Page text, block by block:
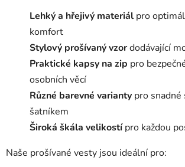
p
v
k
y
ý
s
u
Lehký a hřejivý materiál pro
komfort
Stylový prošívaný vzordodávající
Praktické kapsy na zip pro
osobních věcí
Různé barevné varianty pro snadné
šatníkem
Široká škála velikostípro každou
Naše prošívané vesty jsou ideální pro: